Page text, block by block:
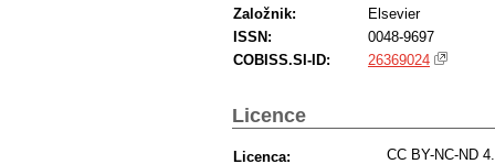
Založnik:
Elsevier
ISSN:
0048-9697
COBISS.SI-ID:
26369024
Licence
Licenca:
CC BY-NC-ND